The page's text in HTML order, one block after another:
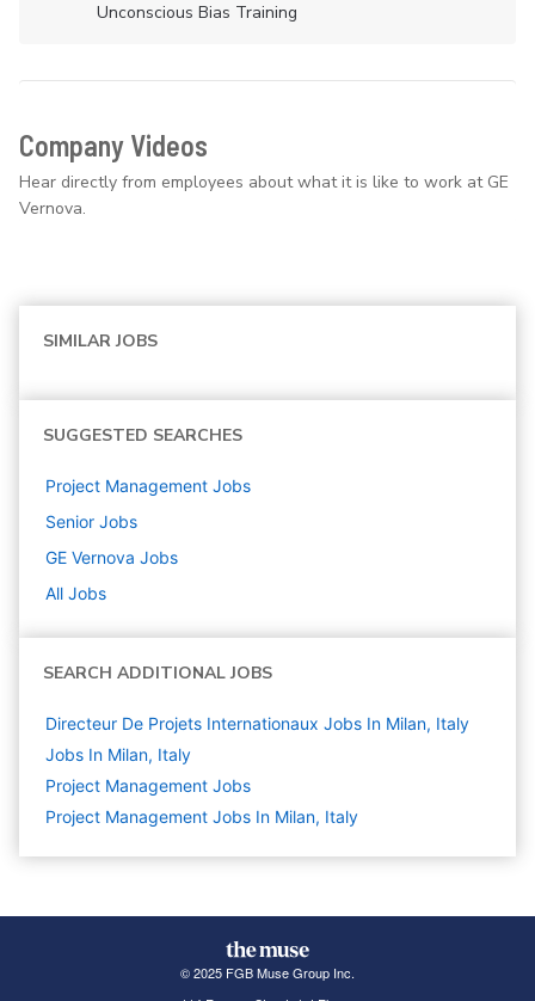
Unconscious Bias Training
Company Videos
Hear directly from employees about what it is like to work at GE
Vernova.
SIMILAR JOBS
SUGGESTED SEARCHES
Project Management Jobs
Senior Jobs
GE Vernova Jobs
All Jobs
SEARCH ADDITIONAL JOBS
Directeur De Projets Internationaux Jobs In Milan, Italy
Jobs In Milan, Italy
Project Management Jobs
Project Management Jobs In Milan, Italy
© 2025 FGB Muse Group Inc.